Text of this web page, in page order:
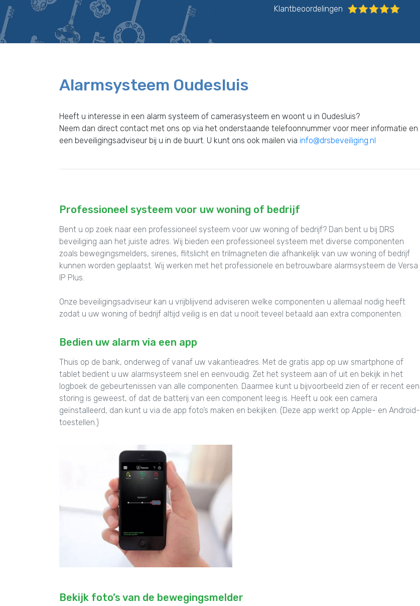
Klantbeoordelingen
Alarmsysteem Oudesluis
Heeft u interesse in een alarm systeem of camerasysteem en woont u in Oudesluis?
Neem dan direct contact met ons op via het onderstaande telefoonnummer voor meer informatie en
een beveiligingsadviseur bij u in de buurt. U kunt ons ook mailen via info@drsbeveiliging.nl
Professioneel systeem voor uw woning of bedrijf
Bent u op zoek naar een professioneel systeem voor uw woning of bedrijf? Dan bent u bij DRS
beveiliging aan het juiste adres. Wij bieden een professioneel systeem met diverse componenten
zoals bewegingsmelders, sirenes, flitslicht en trilmagneten die afhankelijk van uw woning of bedrijf
kunnen worden geplaatst. Wij werken met het professionele en betrouwbare alarmsysteem de Versa
IP Plus.
Onze beveiligingsadviseur kan u vrijblijvend adviseren welke componenten u allemaal nodig heeft
zodat u uw woning of bedrijf altijd veilig is en dat u nooit teveel betaald aan extra componenten.
Bedien uw alarm via een app
Thuis op de bank, onderweg of vanaf uw vakantieadres. Met de gratis app op uw smartphone of
tablet bedient u uw alarmsysteem snel en eenvoudig. Zet het systeem aan of uit en bekijk in het
logboek de gebeurtenissen van alle componenten. Daarmee kunt u bijvoorbeeld zien of er recent een
storing is geweest, of dat de batterij van een component leeg is. Heeft u ook een camera
geïnstalleerd, dan kunt u via de app foto’s maken en bekijken. (Deze app werkt op Apple- en Android-
toestellen.)
Bekijk foto’s van de bewegingsmelder